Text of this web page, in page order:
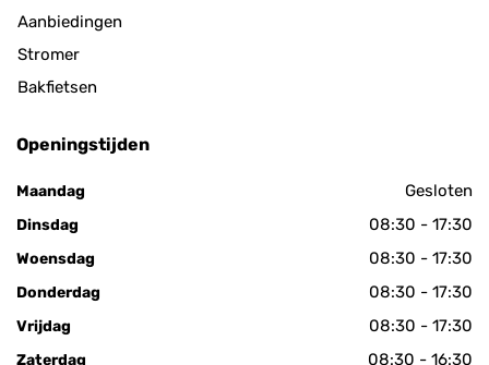
Aanbiedingen
Stromer
Bakfietsen
Openingstijden
Maandag Gesloten
Dinsdag 08:30 - 17:30
Woensdag 08:30 - 17:30
Donderdag 08:30 - 17:30
Vrijdag 08:30 - 17:30
Zaterdag 08:30 - 16:30